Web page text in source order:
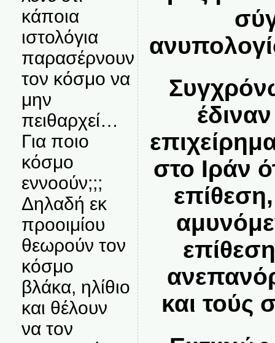
κάποια
ιστολόγια
παρασέρνουν
τον κόσμο να
μην
πειθαρχεί…
Για ποιο
κόσμο
εννοούν;;;
Δηλαδή εκ
προοιμίου
θεωρούν τον
κόσμο
βλάκα, ηλίθιο
και θέλουν
να τον
στο Ιράν
και τούς